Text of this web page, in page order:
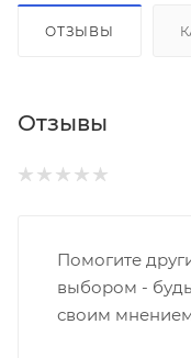
ОТЗЫВЫ
Отзывы
Помогите
выбором -
своим